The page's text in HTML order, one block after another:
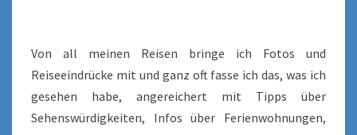
Von all meinen Reisen bringe ich Fotos und
Reiseeindrücke mit und ganz oft fasse ich das, was ich
gesehen habe, angereichert mit Tipps über
Sehenswürdigkeiten, Infos über Ferienwohnungen,